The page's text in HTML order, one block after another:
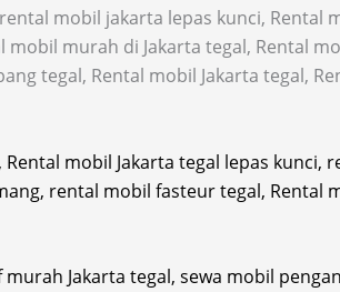
mobil jakarta lepas kunci, Rental
murah di Jakarta tegal, Rental
tegal, Rental mobil Jakarta tegal,
mobil Jakarta tegal lepas kunci,
rental mobil fasteur tegal, Rental
murah Jakarta tegal, sewa mobil